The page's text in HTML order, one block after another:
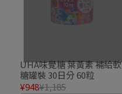
UHA味覺糖 葉黃素 補給軟
糖罐裝 30日分 60粒
¥948¥1,185